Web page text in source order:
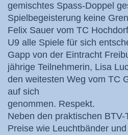
gemischtes Spass-Doppel
Spielbegeisterung keine
Felix Sauer vom TC
U9 alle Spiele für sich
Gapp von der Eintracht
jährige Teilnehmerin, Lisa
den weitesten Weg vom TC
auf sich
genommen. Respekt.
Neben den praktischen
Preise wie Leuchtbänder